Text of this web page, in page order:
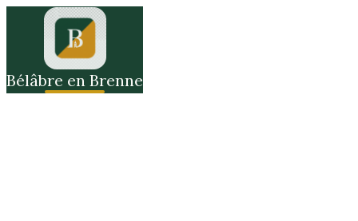
Bélâbre en Brenne